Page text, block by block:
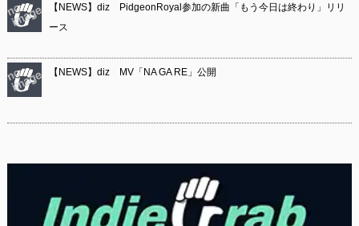
【NEWS】diz PidgeonRoyal参加の新曲「もう今日は終わり」リリ
ース
【NEWS】diz MV「NA GA RE」公開